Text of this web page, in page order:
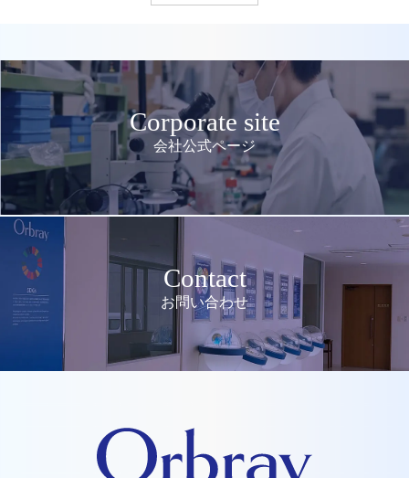
Corporate site
会社公式ページ
Contact
お問い合わせ